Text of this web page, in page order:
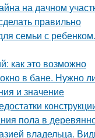
на дачном
правильно
семьи с
как это возможно
в бане. Нужно
и значение
пола в
владельца.